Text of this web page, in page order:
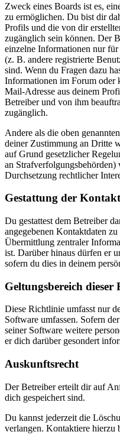
Zweck eines Boards ist es,
zu ermöglichen. Du bist dir
Profils und die von dir
zugänglich sein können. Der
einzelne Informationen nur
(z. B. andere registrierte
sind. Wenn du Fragen dazu
Informationen im Forum oder
Mail-Adresse aus deinem
Betreiber und von ihm
zugänglich.
Andere als die oben
deiner Zustimmung an Dritte
auf Grund gesetzlicher
an
Durchsetzung rechtlicher
Gestattung der
Du gestattest dem Betreiber
angegebenen Kontaktdaten
Übermittlung zentraler
ist. Darüber hinaus dürfen er
sofern du dies in deinem
Geltungsbereich dieser
Diese Richtlinie umfasst nur
Software umfassen. Sofern
seiner Software weitere
er dich darüber gesondert
Auskunftsrecht
Der Betreiber erteilt dir auf
dich gespeichert sind.
Du kannst jederzeit die
verlangen. Kontaktiere hierzu